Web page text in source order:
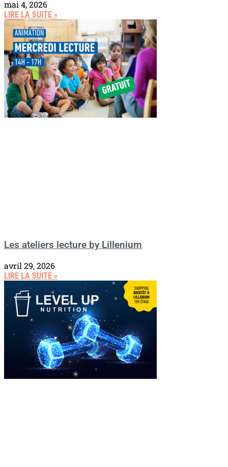
mai 4, 2026
LIRE LA SUITE »
Les ateliers lecture by Lillenium
avril 29, 2026
LIRE LA SUITE »